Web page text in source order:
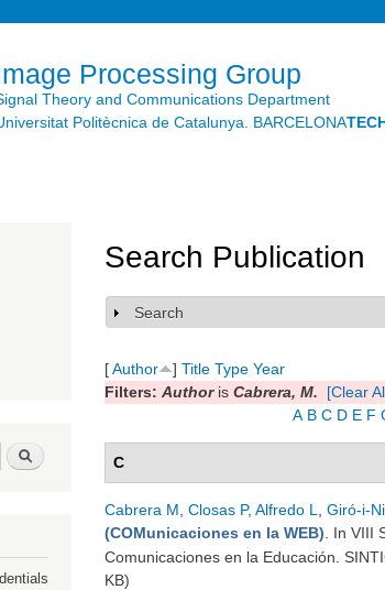
Processing Group
Theory and Communications Department
Politècnica de Catalunya. BARCELONA
Search
Search Publication
Show
Search
[Author ] Title Type Year
Filters: Authoris Cabrera, M.
[Clear
A B C D E F
C
Cabrera M Closas P, Alfredo L Giró-i-
(COMunicaciones en la WEB) . In
Comunicaciones en la Educación.
KB)